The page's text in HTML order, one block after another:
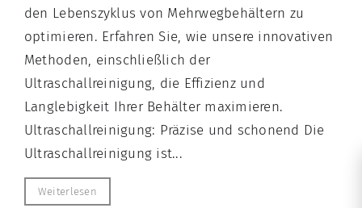
den Lebenszyklus von Mehrwegbehältern zu
optimieren. Erfahren Sie, wie unsere innovativen
Methoden, einschließlich der
Ultraschallreinigung, die Effizienz und
Langlebigkeit Ihrer Behälter maximieren.
Ultraschallreinigung: Präzise und schonend Die
Ultraschallreinigung ist...
Weiterlesen